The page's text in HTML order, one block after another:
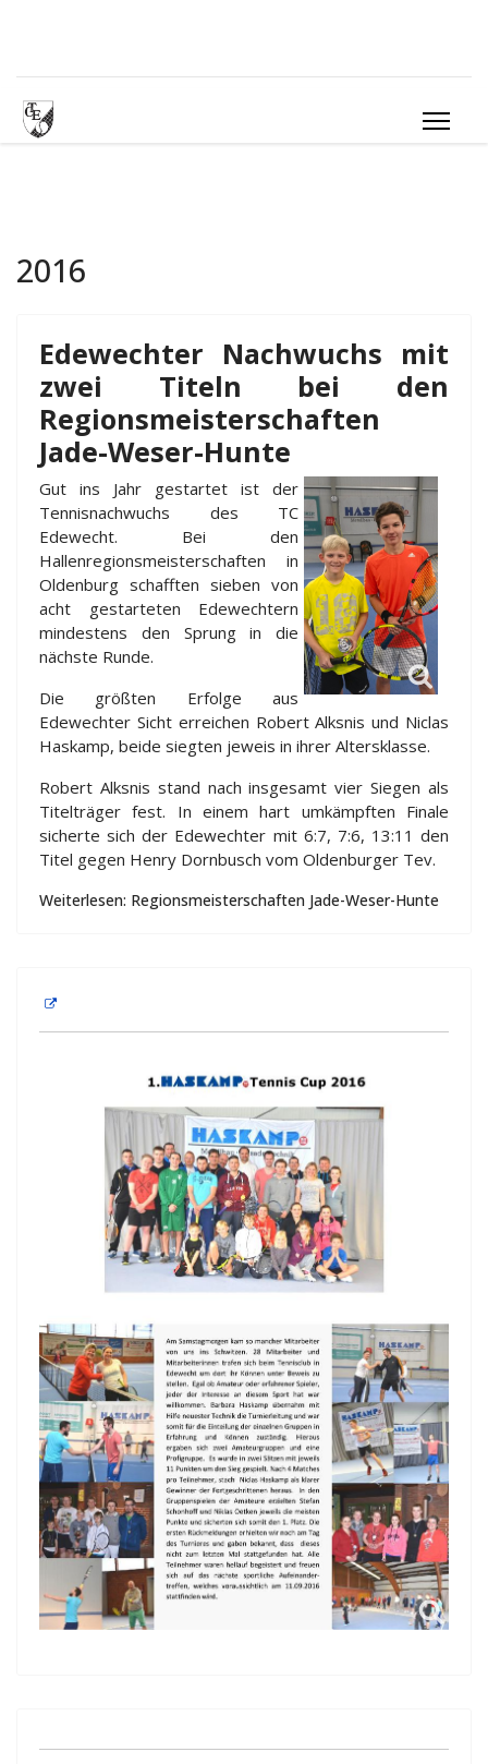
2016
Edewechter Nachwuchs mit
zwei Titeln bei den
Regionsmeisterschaften
Jade-Weser-Hunte
Gut ins Jahr gestartet ist der
Tennisnachwuchs des TC
Edewecht. Bei den
Hallenregionsmeisterschaften in
Oldenburg schafften sieben von
acht gestarteten Edewechtern
mindestens den Sprung in die
nächste Runde.
Die größten Erfolge aus
Edewechter Sicht erreichen Robert Alksnis und Niclas
Haskamp, beide siegten jeweis in ihrer Altersklasse.
Robert Alksnis stand nach insgesamt vier Siegen als
Titelträger fest. In einem hart umkämpften Finale
sicherte sich der Edewechter mit 6:7, 7:6, 13:11 den
Titel gegen Henry Dornbusch vom Oldenburger Tev.
Weiterlesen: Regionsmeisterschaften Jade-Weser-Hunte